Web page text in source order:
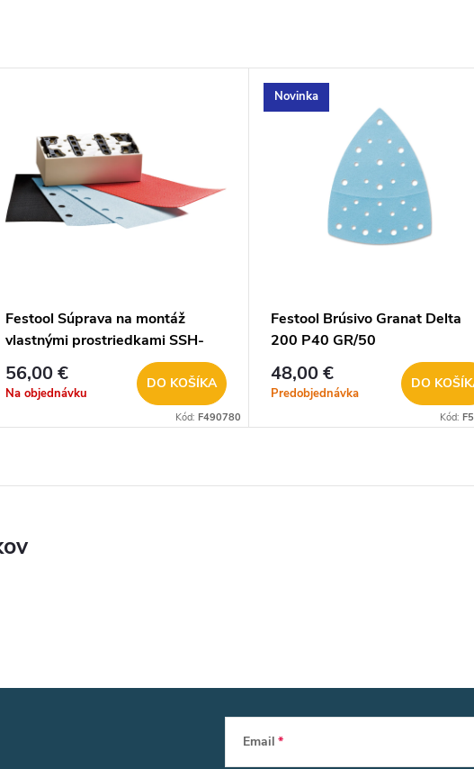
Festool Súprava na montáž
vlastnými prostriedkami SSH-
STF-LS130 Kit
56,00 €
Na objednávku
DO KOŠÍKA
Kód: F490780
Novinka
Festool Brúsivo Granat Delta
200 P40 GR/50
48,00 €
Predobjednávka
DO
Kód:
Email